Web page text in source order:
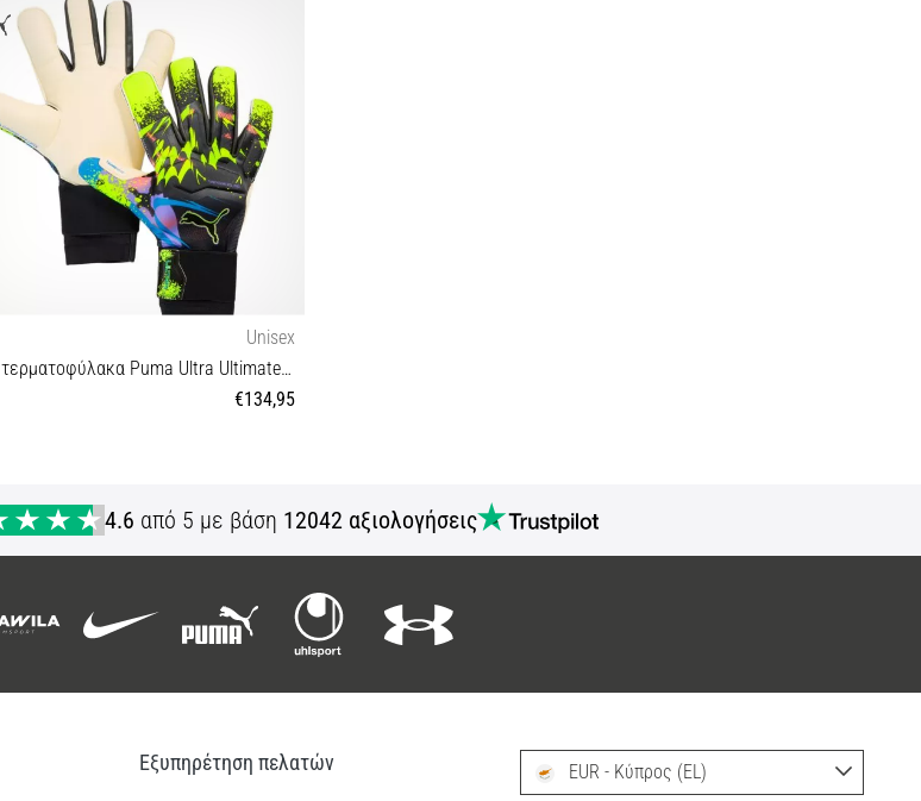
Unisex
Γάντια τερματοφύλακα Puma Ultra Ultimate Teaser Hybrid Goalkeeper Gloves
€134,95
4.6 από 5 με βάση 12042 αξιολογήσεις
Εξυπηρέτηση πελατών EUR - Κύπρος (EL)